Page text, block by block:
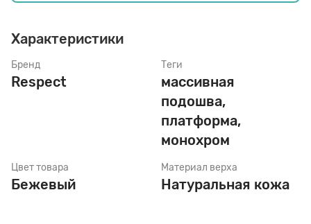
Характеристики
Бренд
Respect
Цвет товара
Бежевый
Теги
массивная
подошва,
платформа,
монохром
Материал верха
Натуральная кожа
Стельки
Щетки